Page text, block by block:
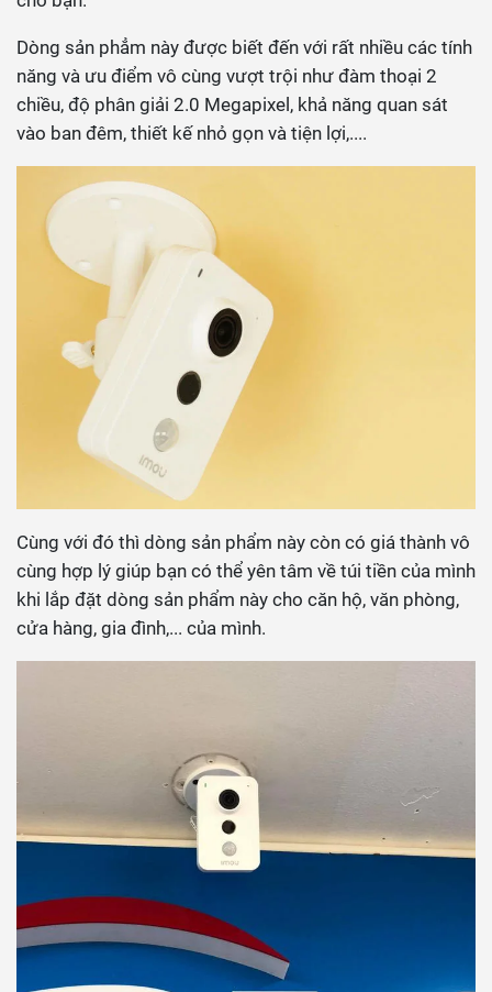
Dòng sản phẳm này được biết đến với rất nhiều các tính
năng và ưu điểm vô cùng vượt trội như đàm thoại 2
chiều, độ phân giải 2.0 Megapixel, khả năng quan sát
vào ban đêm, thiết kế nhỏ gọn và tiện lợi,....
Cùng với đó thì dòng sản phẩm này còn có giá thành vô
cùng hợp lý giúp bạn có thể yên tâm về túi tiền của mình
khi lắp đặt dòng sản phẩm này cho căn hộ, văn phòng,
cửa hàng, gia đình,... của mình.